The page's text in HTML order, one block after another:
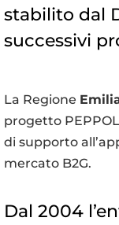
stabilito dal
successivi
La Regione
progetto
di supporto
mercato B2G.
Dal 2004